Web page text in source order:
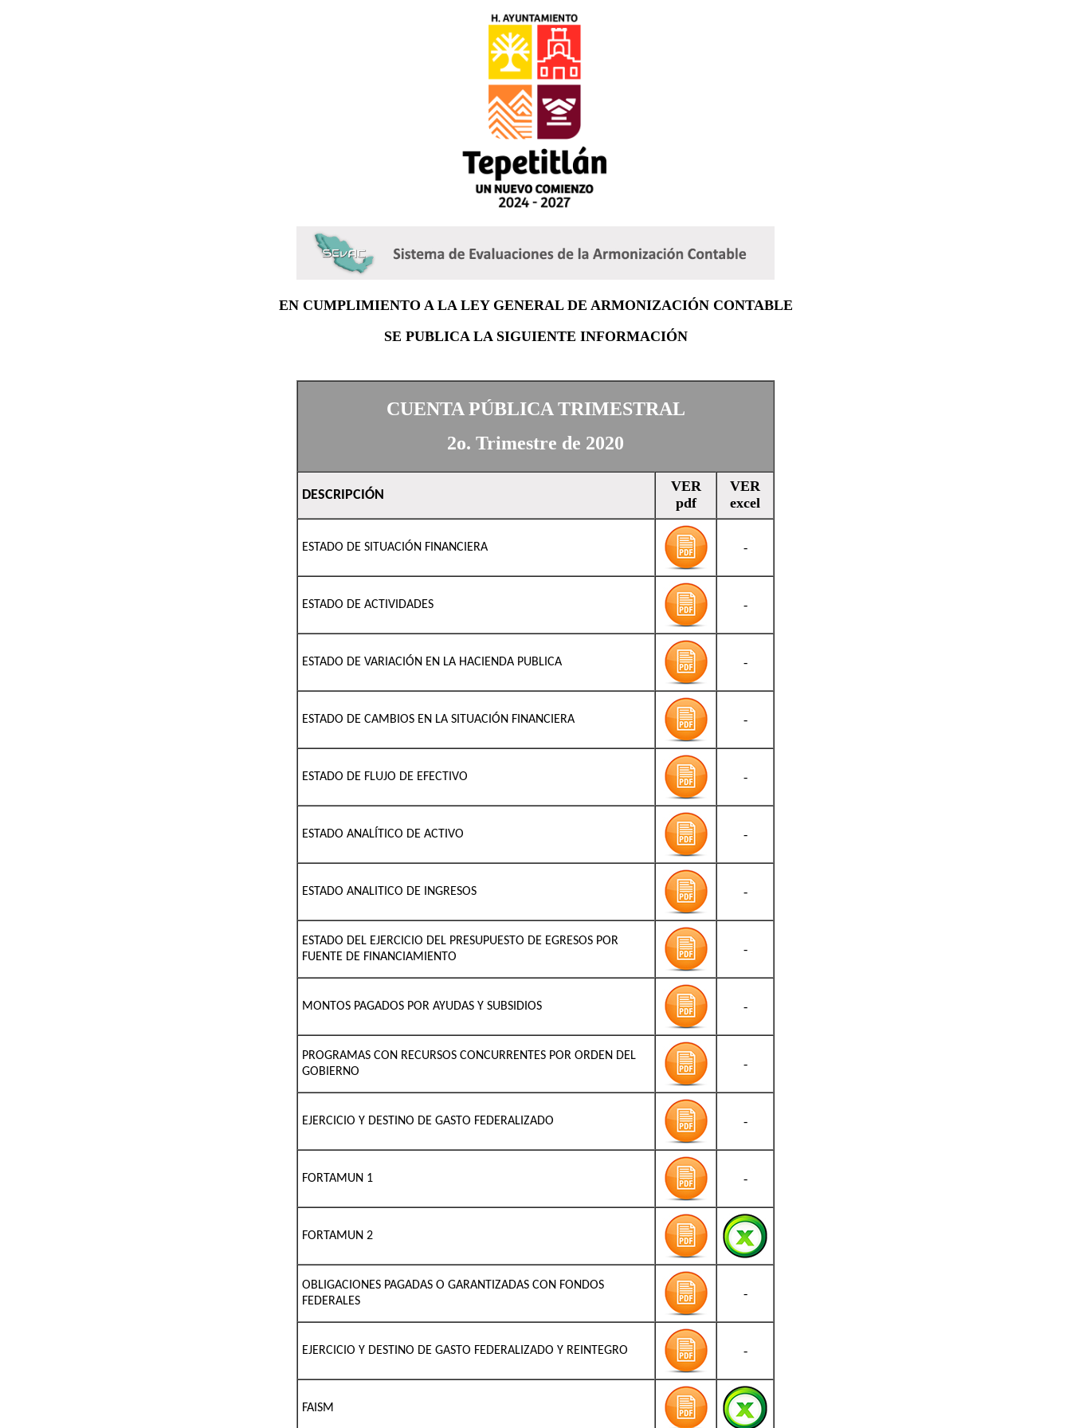
EN CUMPLIMIENTO A LA LEY GENERAL DE ARMONIZACIÓN CONTABLE
SE PUBLICA LA SIGUIENTE INFORMACIÓN
CUENTA PÚBLICA TRIMESTRAL
2o. Trimestre de 2020
DESCRIPCIÓN
VER
pdf
VER
excel
ESTADO DE SITUACIÓN FINANCIERA -
ESTADO DE ACTIVIDADES -
ESTADO DE VARIACIÓN EN LA HACIENDA PUBLICA -
ESTADO DE CAMBIOS EN LA SITUACIÓN FINANCIERA -
ESTADO DE FLUJO DE EFECTIVO -
ESTADO ANALÍTICO DE ACTIVO -
ESTADO ANALITICO DE INGRESOS -
ESTADO DEL EJERCICIO DEL PRESUPUESTO DE EGRESOS POR
FUENTE DE FINANCIAMIENTO
-
MONTOS PAGADOS POR AYUDAS Y SUBSIDIOS -
PROGRAMAS CON RECURSOS CONCURRENTES POR ORDEN DEL
GOBIERNO
-
EJERCICIO Y DESTINO DE GASTO FEDERALIZADO -
FORTAMUN 1 -
FORTAMUN 2
OBLIGACIONES PAGADAS O GARANTIZADAS CON FONDOS
FEDERALES
-
EJERCICIO Y DESTINO DE GASTO FEDERALIZADO Y REINTEGRO -
FAISM